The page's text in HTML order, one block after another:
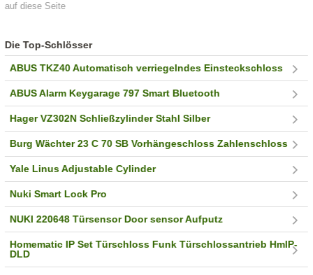
auf diese Seite
Die Top-Schlösser
ABUS TKZ40 Automatisch verriegelndes Einsteckschloss
ABUS Alarm Keygarage 797 Smart Bluetooth
Hager VZ302N Schließzylinder Stahl Silber
Burg Wächter 23 C 70 SB Vorhängeschloss Zahlenschloss
Yale Linus Adjustable Cylinder
Nuki Smart Lock Pro
NUKI 220648 Türsensor Door sensor Aufputz
Homematic IP Set Türschloss Funk Türschlossantrieb HmIP-
DLD